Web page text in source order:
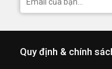
Quy định & chính